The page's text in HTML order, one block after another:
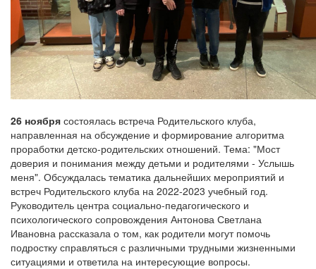
26 ноября состоялась встреча Родительского клуба,
направленная на обсуждение и формирование алгоритма
проработки детско-родительских отношений. Тема: "Мост
доверия и понимания между детьми и родителями - Услышь
меня". Обсуждалась тематика дальнейших мероприятий и
встреч Родительского клуба на 2022-2023 учебный год.
Руководитель центра социально-педагогического и
психологического сопровождения Антонова Светлана
Ивановна рассказала о том, как родители могут помочь
подростку справляться с различными трудными жизненными
ситуациями и ответила на интересующие вопросы.